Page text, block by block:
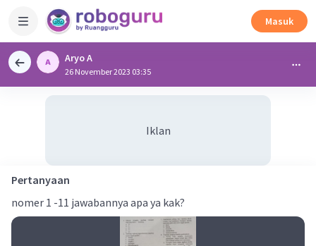
Masuk
Aryo A
26 November 2023 03:35
Iklan
Pertanyaan
nomer 1 -11 jawabannya apa ya kak?